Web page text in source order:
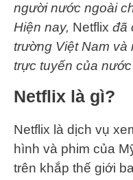
người nước ngoài
Hiện nay, Netflix đã
trường Việt Nam và
trực tuyến của
Netflix là gì?
Netflix là dịch vụ
hình và phim của
trên khắp thế giới